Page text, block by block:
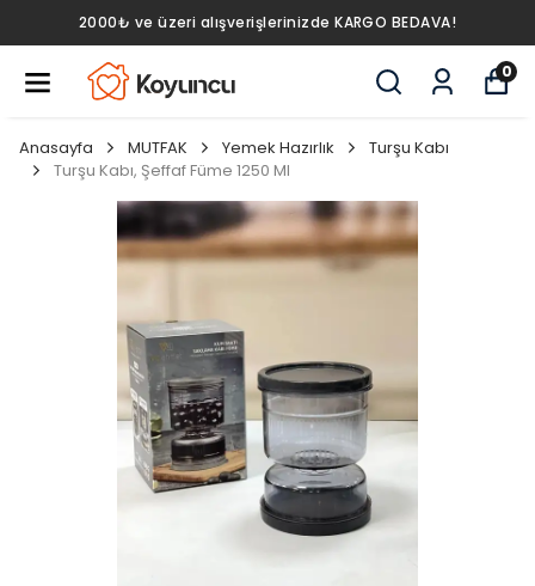
2000₺ ve üzeri alışverişlerinizde KARGO BEDAVA!
0
Anasayfa MUTFAK Yemek Hazırlık
Turşu Kabı
Turşu Kabı, Şeffaf Füme 1250 Ml